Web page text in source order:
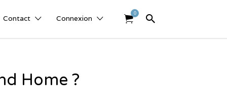
Contact Connexion
0
Home ?